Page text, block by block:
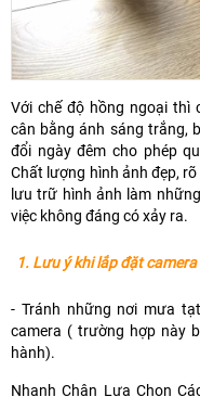
Với chế độ hồng ngoại thì
cân bằng ánh sáng trắng,
đổi ngày đêm cho phép
Chất lượng hình ảnh đẹp,
lưu trữ hình ảnh làm
việc không đáng có xảy ra.
1. Lưu ý khi lắp đặt
- Tránh những nơi mưa
camera ( trường hợp này
hành).
Nhanh Chân Lựa Chọn